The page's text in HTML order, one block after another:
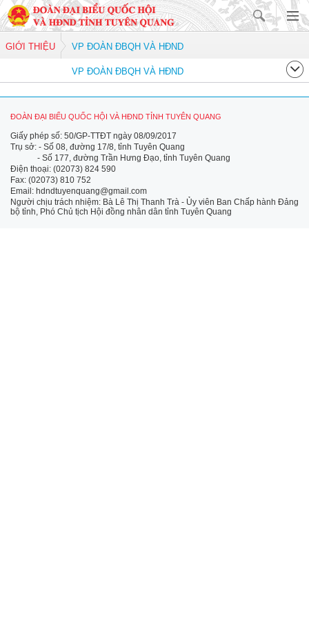
GIỚI THIỆU VP ĐOÀN ĐBQH VÀ HĐND
VP ĐOÀN ĐBQH VÀ HĐND
ĐOÀN ĐẠI BIỂU QUỐC HỘI VÀ HĐND TỈNH TUYÊN QUANG
Giấy phép số: 50/GP-TTĐT ngày 08/09/2017
Trụ sở: - Số 08, đường 17/8, tỉnh Tuyên Quang
- Số 177, đường Trần Hưng Đạo, tỉnh Tuyên Quang
Điện thoại: (02073) 824 590
Fax: (02073) 810 752
Email: hdndtuyenquang@gmail.com
Người chịu trách nhiệm: Bà Lê Thị Thanh Trà - Ủy viên Ban Chấp hành Đảng
bộ tỉnh, Phó Chủ tịch Hội đồng nhân dân tỉnh Tuyên Quang